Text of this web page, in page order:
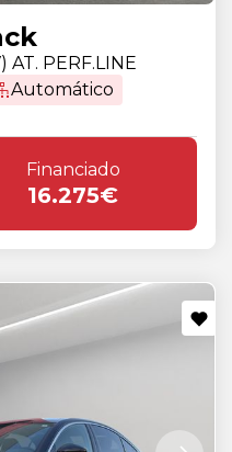
AT. PERF.LINE
Automático
Financiado
16.275€